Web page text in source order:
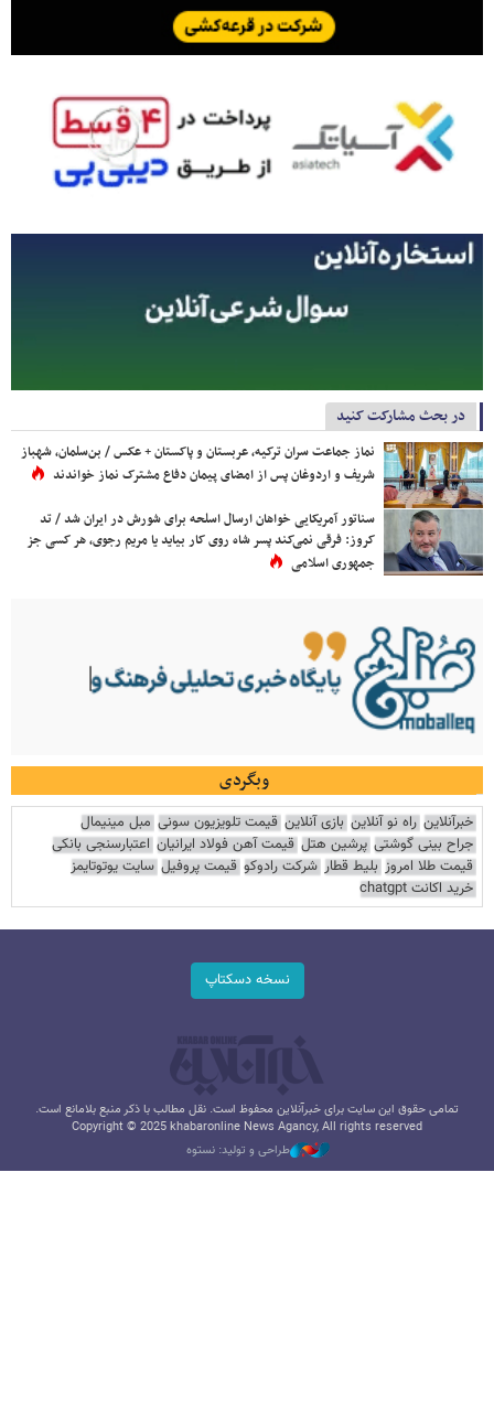
در بحث مشارکت کنید
نماز جماعت سران ترکیه، عربستان و پاکستان + عکس / بن‌سلمان، شهباز
شریف و اردوغان پس از امضای پیمان دفاع مشترک نماز خواندند
سناتور آمریکایی خواهان ارسال اسلحه برای شورش در ایران شد / تد
کروز: فرقی نمی‌کند پسر شاه روی کار بیاید یا مریم رجوی، هر کسی جز
جمهوری اسلامی
وبگردی
خبرآنلاین راه نو آنلاین بازی آنلاین قیمت تلویزیون سونی مبل مینیمال
جراح بینی گوشتی پرشین هتل قیمت آهن فولاد ایرانیان اعتبارسنجی بانکی
قیمت طلا امروز بلیط قطار شرکت رادوکو قیمت پروفیل سایت یوتوتایمز
خرید اکانت chatgpt
نسخه دسکتاپ
تمامی حقوق این سایت برای خبرآنلاین محفوظ است. نقل مطالب با ذکر منبع بلامانع است.
Copyright © 2025 khabaronline News Agancy, All rights reserved
طراحی و تولید: نستوه